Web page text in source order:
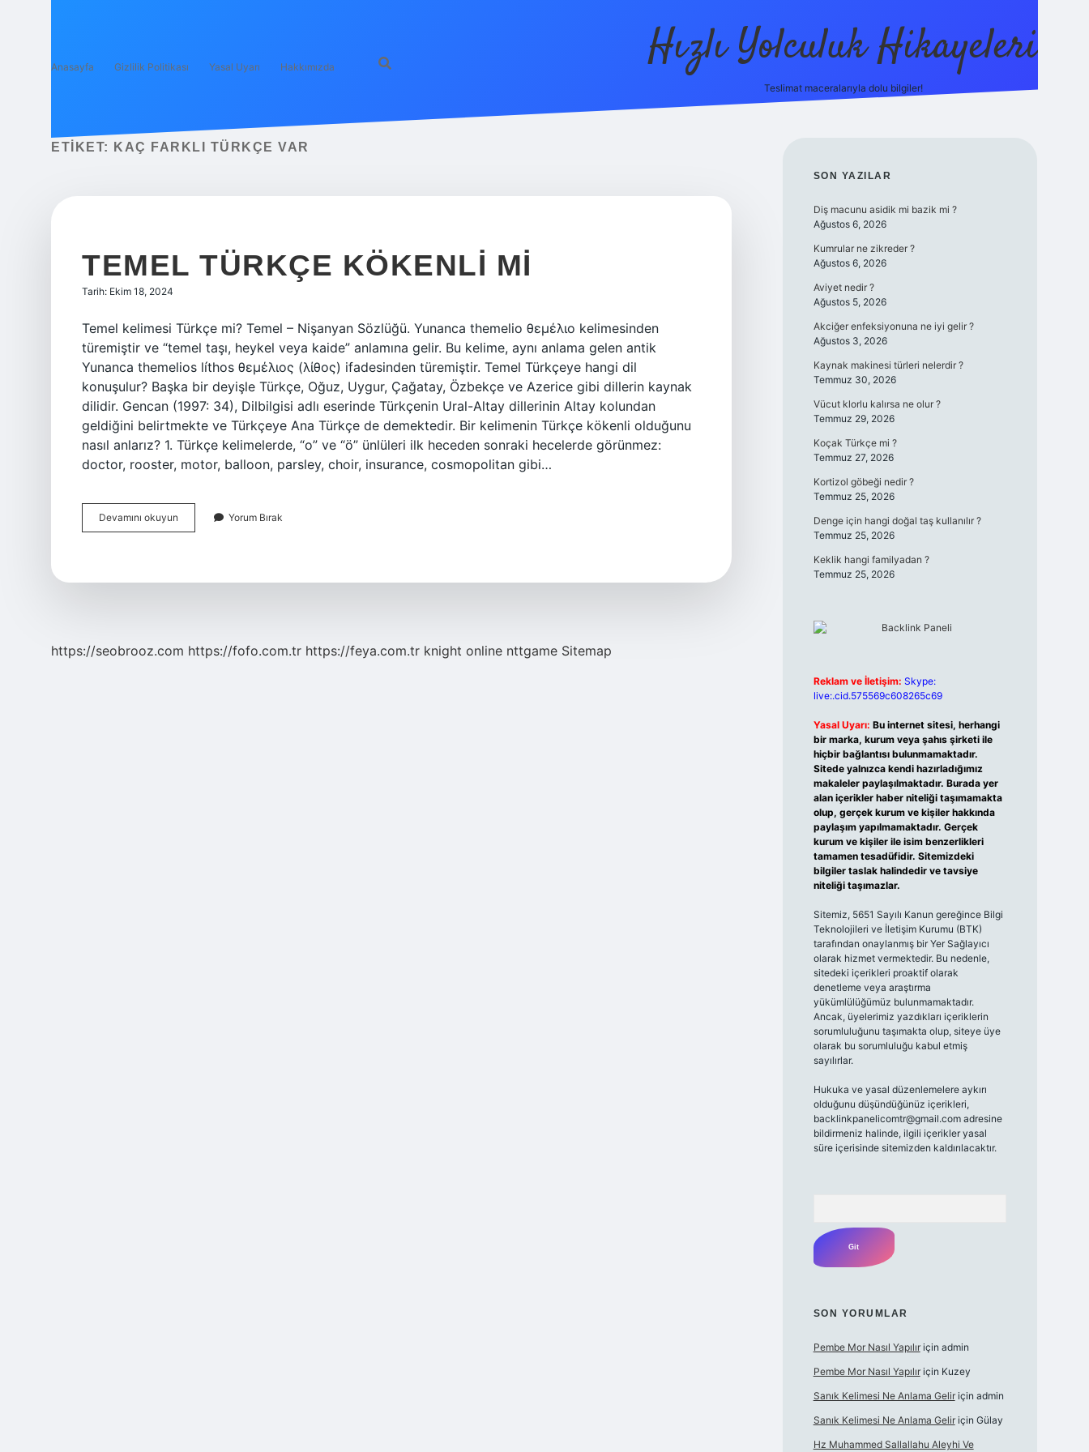
Anasayfa Gizlilik Politikası Yasal Uyarı Hakkımızda Hızlı Yolculuk Hikayeleri
Teslimat maceralarıyla dolu bilgiler!
ETIKET: KAÇ FARKLI TÜRKÇE VAR
TEMEL TÜRKÇE KÖKENLI MI
Tarih: Ekim 18, 2024
Temel kelimesi Türkçe mi? Temel – Nişanyan Sözlüğü. Yunanca themelio θεμέλιο kelimesinden
türemiştir ve “temel taşı, heykel veya kaide” anlamına gelir. Bu kelime, aynı anlama gelen antik
Yunanca themelios líthos θεμέλιος (λίθος) ifadesinden türemiştir. Temel Türkçeye hangi dil
konuşulur? Başka bir deyişle Türkçe, Oğuz, Uygur, Çağatay, Özbekçe ve Azerice gibi dillerin kaynak
dilidir. Gencan (1997: 34), Dilbilgisi adlı eserinde Türkçenin Ural-Altay dillerinin Altay kolundan
geldiğini belirtmekte ve Türkçeye Ana Türkçe de demektedir. Bir kelimenin Türkçe kökenli olduğunu
nasıl anlarız? 1. Türkçe kelimelerde, “o” ve “ö” ünlüleri ilk heceden sonraki hecelerde görünmez:
doctor, rooster, motor, balloon, parsley, choir, insurance, cosmopolitan gibi…
Devamını okuyun
Türkçe
Yorum Bırak
https://seobrooz.com https://fofo.com.tr https://feya.com.tr knight online nttgame Sitemap
SIDEBAR
SON YAZILAR
Diş macunu asidik mi bazik mi ?
Ağustos 6, 2026
Kumrular ne zikreder ?
Ağustos 6, 2026
Aviyet nedir ?
Ağustos 5, 2026
Akciğer enfeksiyonuna ne iyi gelir ?
Ağustos 3, 2026
Kaynak makinesi türleri nelerdir ?
Temmuz 30, 2026
Vücut klorlu kalırsa ne olur ?
Temmuz 29, 2026
Koçak Türkçe mi ?
Temmuz 27, 2026
Kortizol göbeği nedir ?
Temmuz 25, 2026
Denge için hangi doğal taş kullanılır ?
Temmuz 25, 2026
Keklik hangi familyadan ?
Temmuz 25, 2026
Reklam ve İletişim: Skype:
live:.cid.575569c608265c69
Yasal Uyarı: Bu internet sitesi, herhangi
bir marka, kurum veya şahıs şirketi ile
hiçbir bağlantısı bulunmamaktadır.
Sitede yalnızca kendi hazırladığımız
makaleler paylaşılmaktadır. Burada yer
alan içerikler haber niteliği taşımamakta
olup, gerçek kurum ve kişiler hakkında
paylaşım yapılmamaktadır. Gerçek
kurum ve kişiler ile isim benzerlikleri
tamamen tesadüfidir. Sitemizdeki
bilgiler taslak halindedir ve tavsiye
niteliği taşımazlar.
Sitemiz, 5651 Sayılı Kanun gereğince Bilgi
Teknolojileri ve İletişim Kurumu (BTK)
tarafından onaylanmış bir Yer Sağlayıcı
olarak hizmet vermektedir. Bu nedenle,
sitedeki içerikleri proaktif olarak
denetleme veya araştırma
yükümlülüğümüz bulunmamaktadır.
Ancak, üyelerimiz yazdıkları içeriklerin
sorumluluğunu taşımakta olup, siteye üye
olarak bu sorumluluğu kabul etmiş
sayılırlar.
Hukuka ve yasal düzenlemelere aykırı
olduğunu düşündüğünüz içerikleri,
backlinkpanelicomtr@gmail.comadresine
bildirmeniz halinde, ilgili içerikler yasal
süre içerisinde sitemizden kaldırılacaktır.
SON YORUMLAR
Pembe Mor Nasıl Yapılıriçin admin
Pembe Mor Nasıl Yapılıriçin Kuzey
Sanık Kelimesi Ne Anlama Geliriçin admin
Sanık Kelimesi Ne Anlama Geliriçin Gülay
Hz Muhammed Sallallahu Aleyhi Ve